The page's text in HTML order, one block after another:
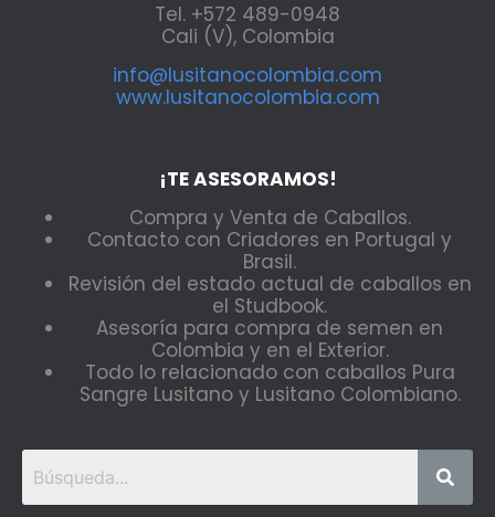
Tel. +572 489-0948
Cali (V), Colombia
info@lusitanocolombia.com
www.lusitanocolombia.com
¡TE ASESORAMOS!
Compra y Venta de Caballos.
Contacto con Criadores en Portugal y
Brasil.
Revisión del estado actual de caballos en
el Studbook.
Asesoría para compra de semen en
Colombia y en el Exterior.
Todo lo relacionado con caballos Pura
Sangre Lusitano y Lusitano Colombiano.